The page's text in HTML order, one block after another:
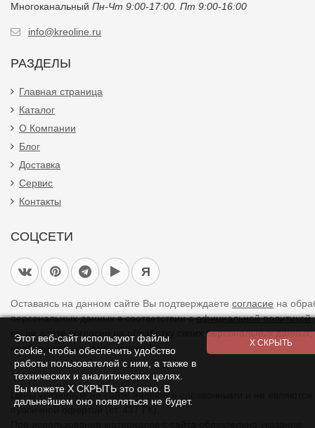
Многоканальный Пн-Чт 9:00-17:00. Пт 9:00-16:00
info@kreoline.ru
РАЗДЕЛЫ
Главная страница
Каталог
О Компании
Блог
Доставка
Сервис
Контакты
СОЦСЕТИ
Я
Оставаясь на данном сайте Вы подтверждаете согласие на
персональных данных в соответствии софициальной политикой.
вы не даете согласия на обработку своих персональных
необходимо покинуть наш сайт.
Цены указанные на сайте являются справочными и не являются
публичной офертой (ст. 437 ГК).
Этот веб-сайт используют файлы
cookie, чтобы обеспечить удобство
работы пользователей с ним, а также в
технических и аналитических целях.
Вы можете Х СКРЫТЬ это окно. В
дальнейшем оно появляться не будет.